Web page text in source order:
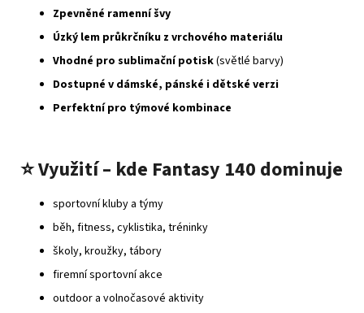
Zpevněné ramenní švy
Úzký lem průkrčníku z vrchového materiálu
Vhodné pro sublimační potisk(světlé barvy)
Dostupné v dámské, pánské i dětské verzi
Perfektní pro týmové kombinace
⭐Využití – kde Fantasy 140 dominuje
sportovní kluby a týmy
běh, fitness, cyklistika, tréninky
školy, kroužky, tábory
firemní sportovní akce
outdoor a volnočasové aktivity